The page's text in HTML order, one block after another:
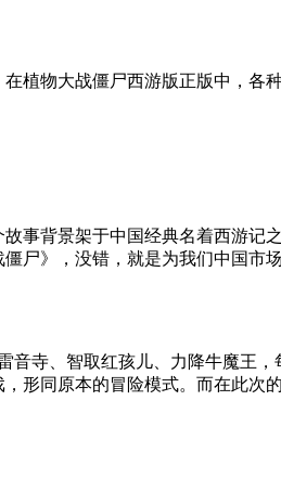
植物大战僵尸西游版正版中，
事背景架于中国经典名着西游
尸》，没错，就是为我们中国
寺、智取红孩儿、力降牛魔王
形同原本的冒险模式。而在此次